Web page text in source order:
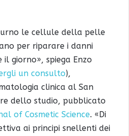
le cellule della pelle
per riparare i danni
giorno», spiega Enzo
un consulto),
clinica al San
dello studio, pubblicato
of Cosmetic Science. «Di
ai principi snellenti dei